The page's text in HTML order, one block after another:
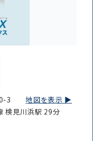
10-3地図を表示 ▶︎
検見川浜駅 29分